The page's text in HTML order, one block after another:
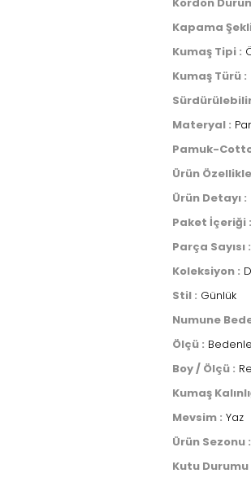
Kapama
Kumaş Tipi :
Kumaş Türü :
Materyal :
Pamuk-
Ürün
Ürün Detayı :
Paket İçeriği :
Parça Sayısı :
Koleksiyon :
Stil : Günlük
Numune
Ölçü :
Boy / Ölçü :
Kumaş
Mevsim : Yaz
Ürün Sezonu :
Kutu Durumu